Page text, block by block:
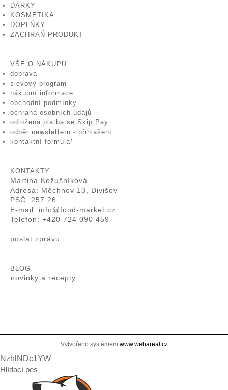
DÁRKY
KOSMETIKA
DOPLŇKY
ZACHRAŇ PRODUKT
VŠE O NÁKUPU
doprava
slevový program
nákupní informace
obchodní podmínky
ochrana osobních údajů
odložená platba se Skip Pay
odběr newsletteru - přihlášení
kontaktní formulář
KONTAKTY
Martina Kožušníková
Adresa: Měchnov 13, Divišov
PSČ: 257 26
E-mail: info@food-market.cz
Telefon: +420 724 090 459
poslat zprávu
BLOG
novinky a recepty
Vytvořeno systémem www.webareal.cz
NzhlNDc1YW
Hlídací pes